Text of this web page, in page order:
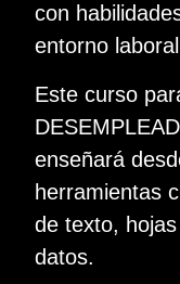
con
entorno
Este curso
enseñará
herramientas
de texto,
datos.